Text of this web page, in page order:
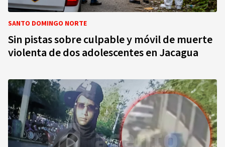
SANTO DOMINGO NORTE
Sin pistas sobre culpable y móvil de muerte
violenta de dos adolescentes en Jacagua